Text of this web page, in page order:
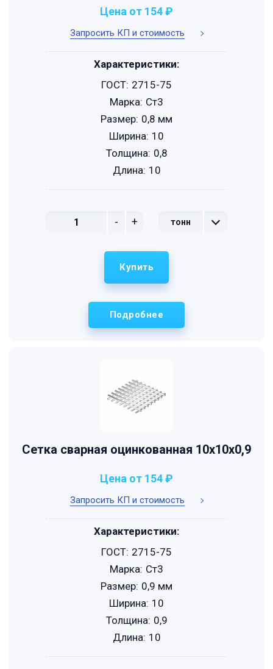
Запросить КП и стоимость
Цена от 154 ₽
- + тонн
Характеристики:
ГОСТ: 2715-75
Марка: Ст3
Размер: 0,8 мм
Ширина: 10
Толщина: 0,8
Длина: 10
Подробнее
Купить
Сетка сварная оцинкованная 10х10х0,9
Запросить КП и стоимость
Цена от 154 ₽
Характеристики:
ГОСТ: 2715-75
Марка: Ст3
Размер: 0,9 мм
Ширина: 10
Толщина: 0,9
Длина: 10